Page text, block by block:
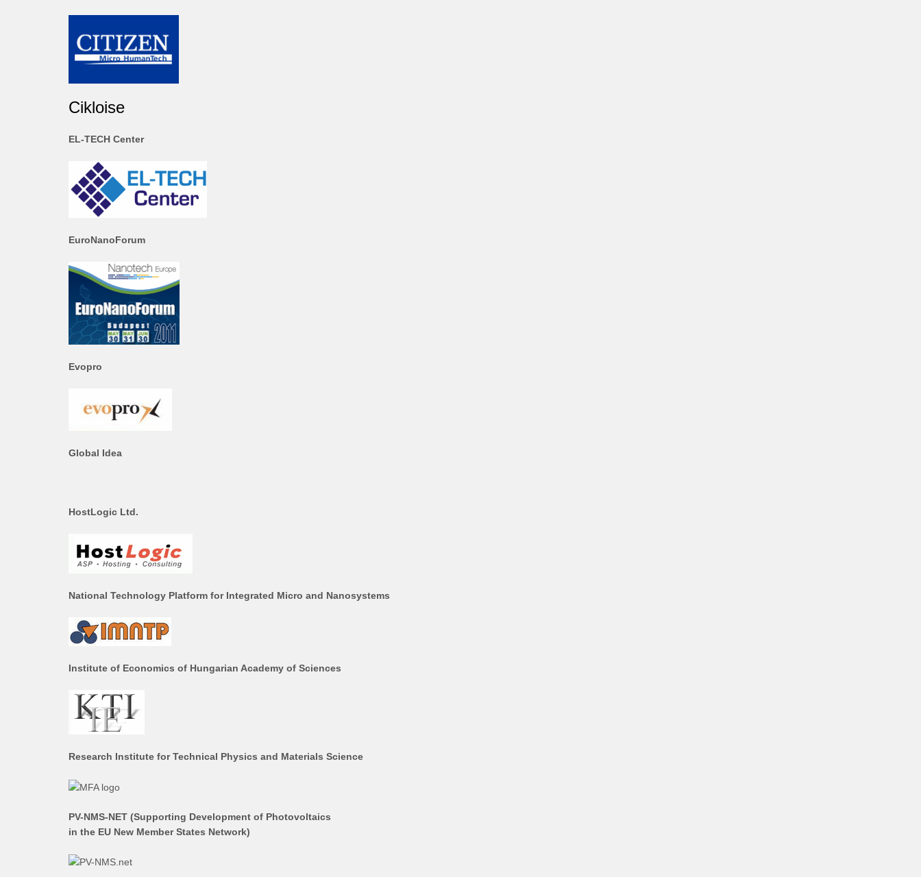
Cikloise
EL-TECH Center
EuroNanoForum
Evopro
Global Idea
HostLogic Ltd.
National Technology Platform for Integrated Micro and Nanosystems
Institute of Economics of Hungarian Academy of Sciences
Research Institute for Technical Physics and Materials Science
PV-NMS-NET (Supporting Development of Photovoltaics
in the EU New Member States Network)